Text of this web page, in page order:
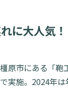
に大人気
原市にある「鞄
実施。2024年